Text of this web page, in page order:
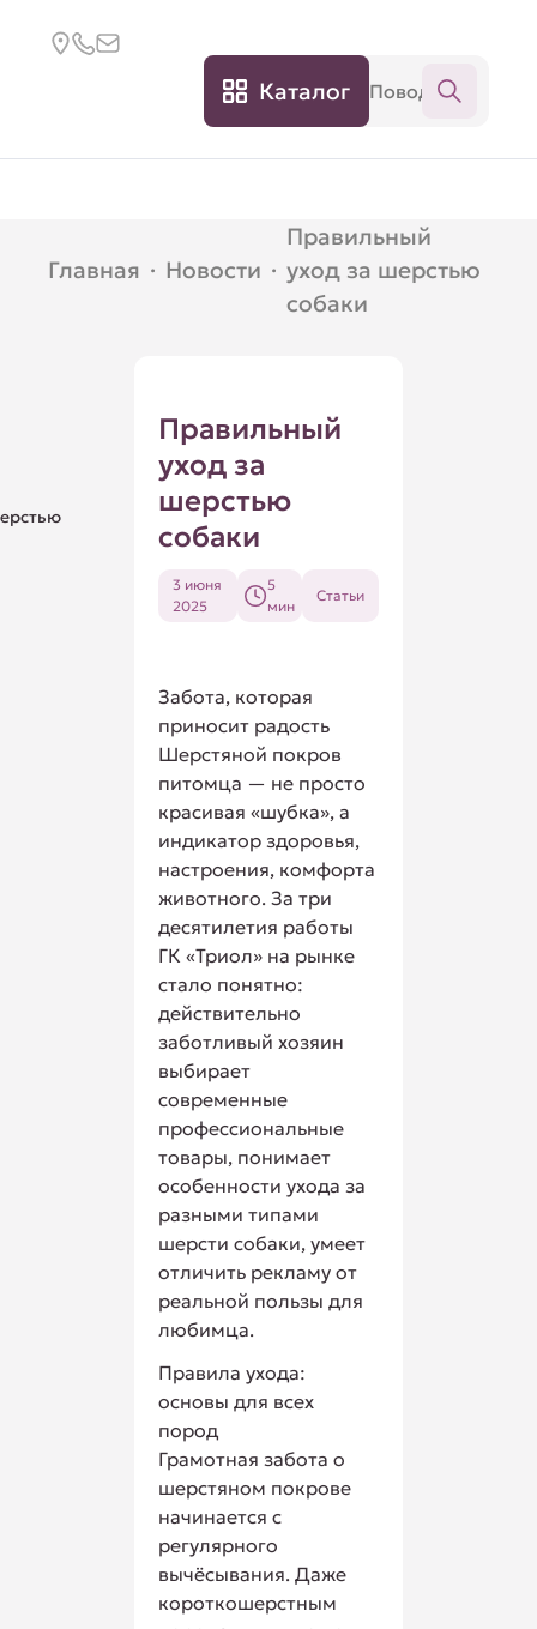
Каталог
Главная · Новости ·
Правильный
уход за шерстью
собаки
Правильный
уход за
шерстью
собаки
3 июня
2025
5
мин
Статьи
Забота, которая
приносит радость
Шерстяной покров
питомца — не просто
красивая «шубка», а
индикатор здоровья,
настроения, комфорта
животного. За три
десятилетия работы
ГК «Триол» на рынке
стало понятно:
действительно
заботливый хозяин
выбирает
современные
профессиональные
товары, понимает
особенности ухода за
разными типами
шерсти собаки, умеет
отличить рекламу от
реальной пользы для
любимца.
Правила ухода:
основы для всех
пород
Грамотная забота о
шерстяном покрове
начинается с
регулярного
вычёсывания. Даже
короткошерстным